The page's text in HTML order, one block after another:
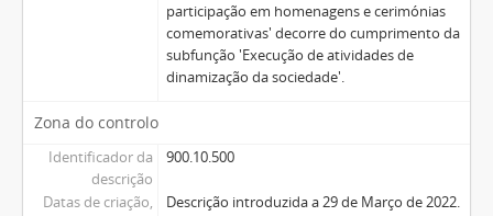
participação em homenagens e cerimónias
comemorativas' decorre do cumprimento da
subfunção 'Execução de atividades de
dinamização da sociedade'.
Zona do controlo
Identificador da
descrição
900.10.500
Datas de criação,
Descrição introduzida a 29 de Março de 2022.